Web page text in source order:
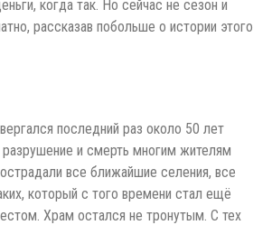
когда так. Но сейчас не сезон и
рассказав побольше о истории этого
последний раз около 50 лет
разрушение и смерть многим жителям
все ближайшие селения, все
который с того времени стал ещё
Храм остался не тронутым. С тех